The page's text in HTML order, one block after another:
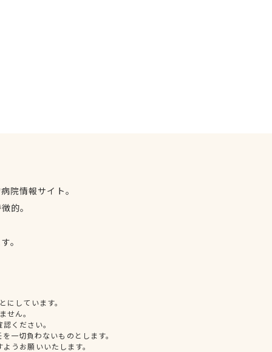
院情報サイト。
的。
。
しています。
せん。
ください。
一切負わないものとします。
うお願いいたします。